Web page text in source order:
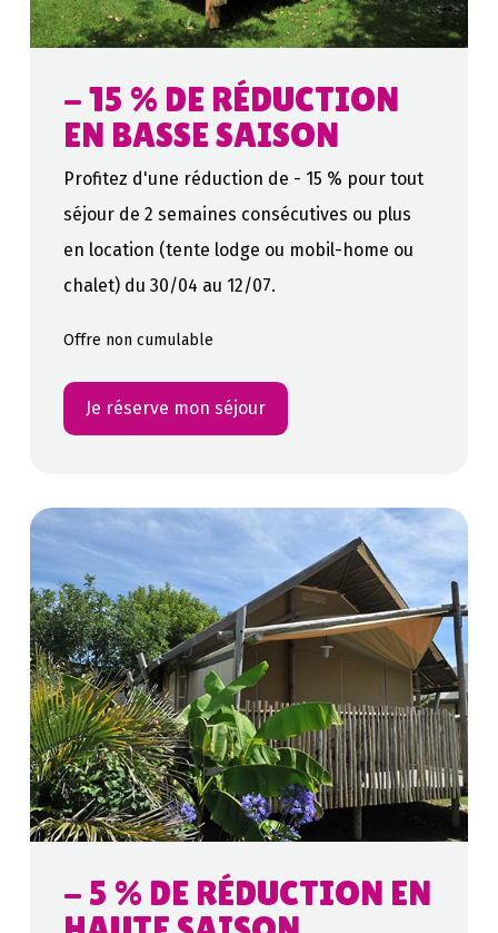
- 15 % DE RÉDUCTION
EN BASSE SAISON
Profitez d'une réduction de - 15 % pour tout
séjour de 2 semaines consécutives ou plus
en location (tente lodge ou mobil-home ou
chalet) du 30/04 au 12/07.
Offre non cumulable
Je réserve mon séjour
- 5 % DE RÉDUCTION EN